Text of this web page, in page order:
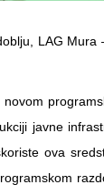
LAG
javne
ova